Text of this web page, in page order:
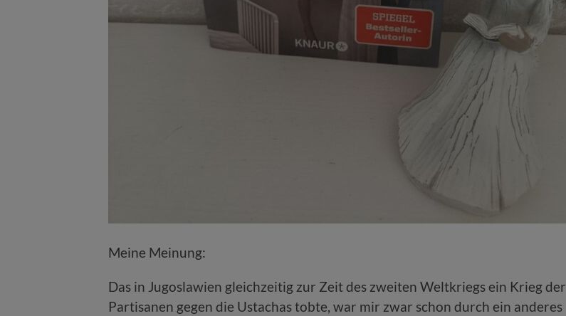
Meine Meinung:
Das in Jugoslawien gleichzeitig zur Zeit des zweiten Weltkriegs ein Krieg der
Partisanen gegen die Ustachas tobte, war mir zwar schon durch ein anderes